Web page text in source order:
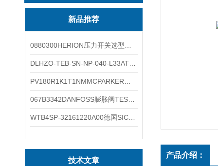
新品推荐
技术文章
产品介绍：